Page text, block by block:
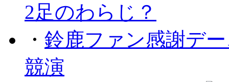
2足のわらじ？
・ 鈴鹿ファン感謝デ
競演